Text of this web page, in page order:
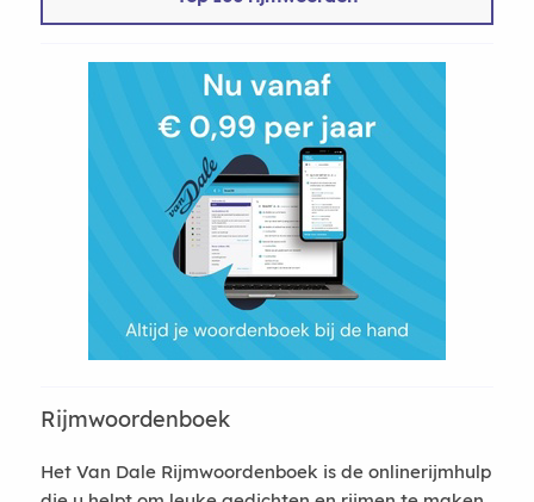
Rijmwoordenboek
Het Van Dale Rijmwoordenboek is de onlinerijmhulp